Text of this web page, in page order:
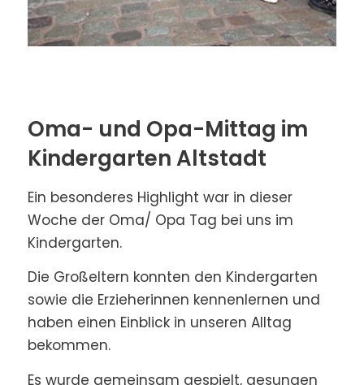
Oma- und Opa-Mittag im
Kindergarten Altstadt
Ein besonderes Highlight war in dieser
Woche der Oma/ Opa Tag bei uns im
Kindergarten.
Die Großeltern konnten den Kindergarten
sowie die Erzieherinnen kennenlernen und
haben einen Einblick in unseren Alltag
bekommen.
Es wurde gemeinsam gespielt, gesungen